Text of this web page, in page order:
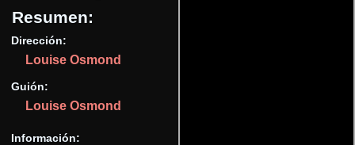
Resumen:
Dirección:
Louise Osmond
Guión:
Louise Osmond
Información: